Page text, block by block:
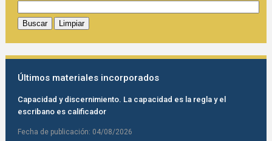
Últimos materiales incorporados
Capacidad y discernimiento. La capacidad es la regla y el
escribano es calificador
Fecha de publicación: 04/08/2026